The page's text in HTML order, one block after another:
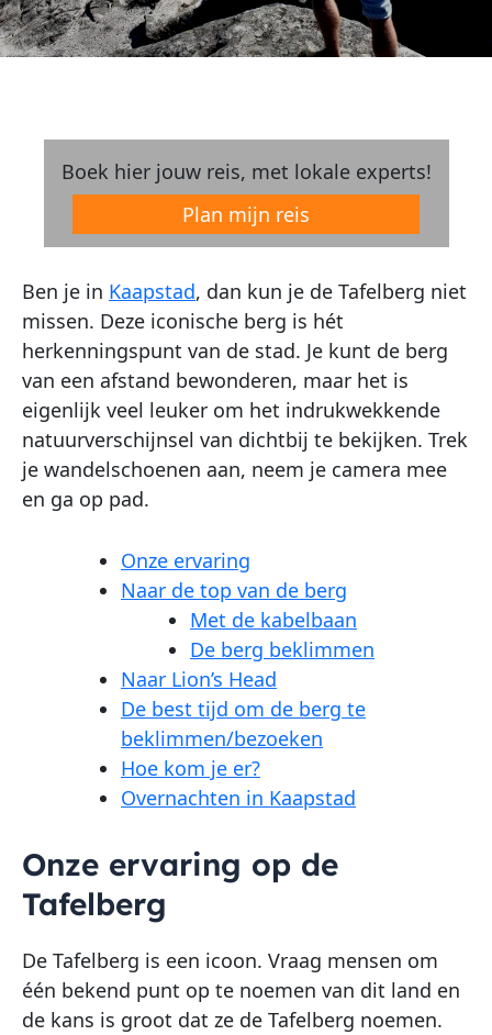
Boek hier jouw reis, met lokale experts!
Plan mijn reis
Ben je in Kaapstad, dan kun je de Tafelberg niet
missen. Deze iconische berg is hét
herkenningspunt van de stad. Je kunt de berg
van een afstand bewonderen, maar het is
eigenlijk veel leuker om het indrukwekkende
natuurverschijnsel van dichtbij te bekijken. Trek
je wandelschoenen aan, neem je camera mee
en ga op pad.
Onze ervaring
Naar de top van de berg
Met de kabelbaan
De berg beklimmen
Naar Lion’s Head
De best tijd om de berg te
beklimmen/bezoeken
Hoe kom je er?
Overnachten in Kaapstad
Onze ervaring op de
Tafelberg
De Tafelberg is een icoon. Vraag mensen om
één bekend punt op te noemen van dit land en
de kans is groot dat ze de Tafelberg noemen.